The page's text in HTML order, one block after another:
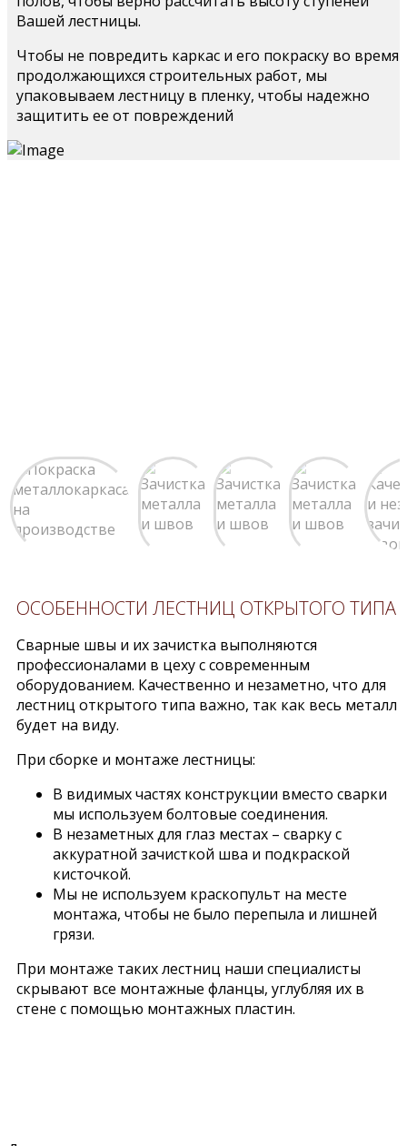
Вашей лестницы.
Чтобы не повредить каркас и его покраску во время
продолжающихся строительных работ, мы
упаковываем лестницу в пленку, чтобы надежно
защитить ее от повреждений
ОСОБЕННОСТИ ЛЕСТНИЦ ОТКРЫТОГО ТИПА
Сварные швы и их зачистка выполняются
профессионалами в цеху с современным
оборудованием. Качественно и незаметно, что для
лестниц открытого типа важно, так как весь металл
будет на виду.
При сборке и монтаже лестницы:
В видимых частях конструкции вместо сварки
мы используем болтовые соединения.
В незаметных для глаз местах – сварку с
аккуратной зачисткой шва и подкраской
кисточкой.
Мы не используем краскопульт на месте
монтажа, чтобы не было перепыла и лишней
грязи.
При монтаже таких лестниц наши специалисты
скрывают все монтажные фланцы, углубляя их в
стене с помощью монтажных пластин.